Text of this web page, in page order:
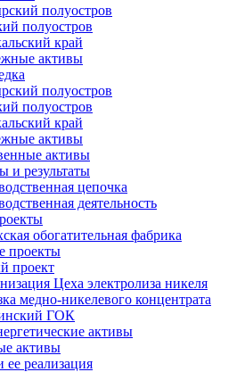
полуостров
полуостров
край
активы
полуостров
полуостров
край
активы
активы
и результаты
цепочка
деятельность
обогатительная фабрика
проекты
проект
Цеха электролиза никеля
медно-никелевого концентрата
ГОК
активы
активы
реализация